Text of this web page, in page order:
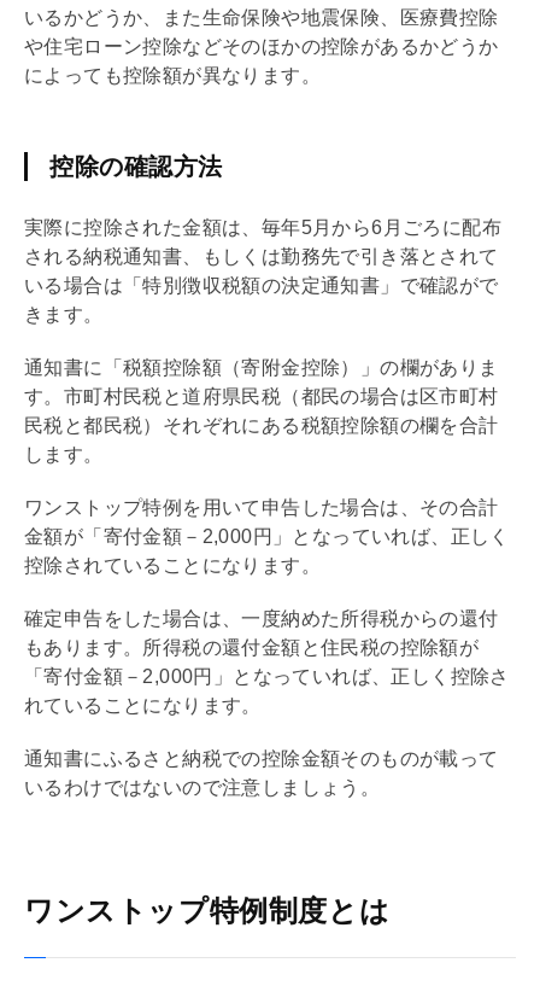
いるかどうか、また生命保険や地震保険、医療費控除
や住宅ローン控除などそのほかの控除があるかどうか
によっても控除額が異なります。
控除の確認方法
実際に控除された金額は、毎年5月から6月ごろに配布
される納税通知書、もしくは勤務先で引き落とされて
いる場合は「特別徴収税額の決定通知書」で確認がで
きます。
通知書に「税額控除額（寄附金控除）」の欄がありま
す。市町村民税と道府県民税（都民の場合は区市町村
民税と都民税）それぞれにある税額控除額の欄を合計
します。
ワンストップ特例を用いて申告した場合は、その合計
金額が「寄付金額－2,000円」となっていれば、正しく
控除されていることになります。
確定申告をした場合は、一度納めた所得税からの還付
もあります。所得税の還付金額と住民税の控除額が
「寄付金額－2,000円」となっていれば、正しく控除さ
れていることになります。
通知書にふるさと納税での控除金額そのものが載って
いるわけではないので注意しましょう。
ワンストップ特例制度とは